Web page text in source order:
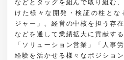
などとタッグを組んで取り組む
けた様々な開発・検証の柱とな
ジャー」。経営の中核を担う存
などを通して業績拡大に貢献す
「ソリューション営業」「人事
経験を活かせる様々なポジショ